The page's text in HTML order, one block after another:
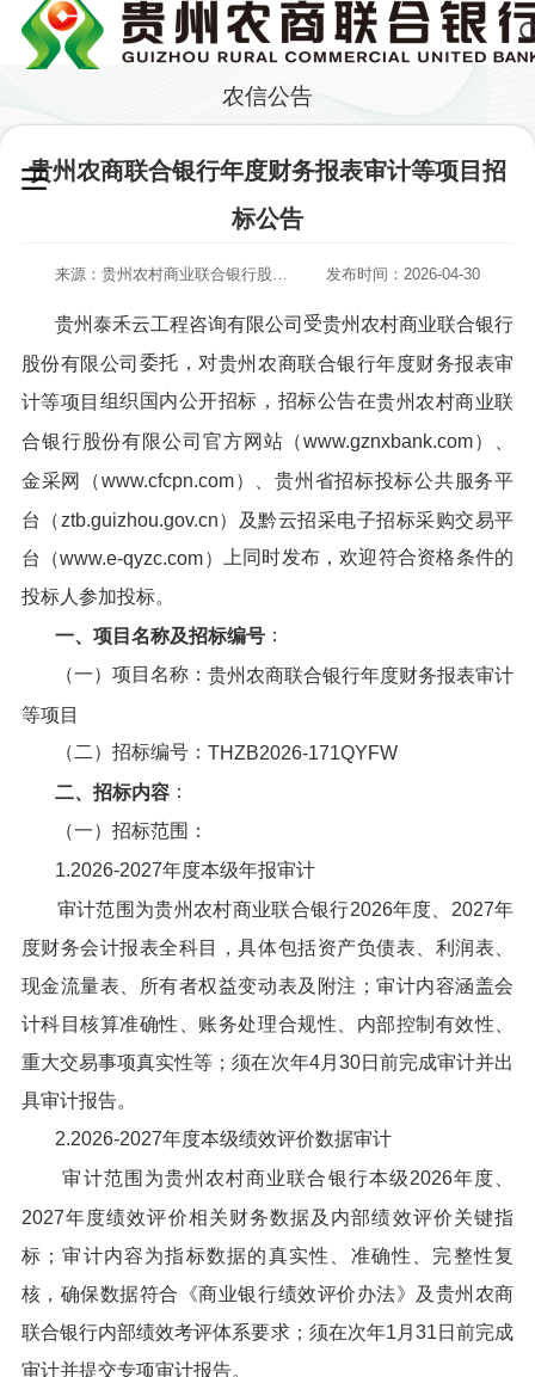
农信公告
贵州农商联合银行年度财务报表审计等项目招
标公告
发布时间：2026-04-30
贵州泰禾云工程咨询有限公司 受贵州农村商业联合银行
股份有限公司委托，对贵州农商联合银行年度财务报表审
计等项目 组织国内公开招标，招标公告在贵州农村商业联
合银行股份有限公司 官方网站（www.gznxbank.com）、
金采网（www.cfcpn.com）、贵州省招标投标公共服务平
台（ztb.guizhou.gov.cn）
及黔云招采电子招标采购交易平
台（www.e-qyzc.com）
上同时发布，欢迎符合资格条件的
投标人参加投标。
一、项目名称及招标编号：
（一）项目名称：贵州农商联合银行年度财务报表审计
等项目
（二）招标编号： THZB2026-171QYFW
二、招标内容：
（一）招标范围：
1.2026-2027年度本级年报审计
审计范围为贵州农村商业联合银行2026年度、2027年
度财务会计报表全科目，具体包括资产负债表、利润表、
现金流量表、所有者权益变动表及附注；审计内容涵盖会
计科目核算准确性、账务处理合规性、内部控制有效性、
重大交易事项真实性等；须在次年4月30日前完成审计并出
具审计报告。
2.2026-2027年度本级绩效评价数据审计
审计范围为贵州农村商业联合银行本级2026年度、
2027年度绩效评价相关财务数据及内部绩效评价关键指
标；审计内容为指标数据的真实性、准确性、完整性复
核，确保数据符合《商业银行绩效评价办法》及贵州农商
联合银行内部绩效考评体系要求；须在次年1月31日前完成
审计并提交专项审计报告。